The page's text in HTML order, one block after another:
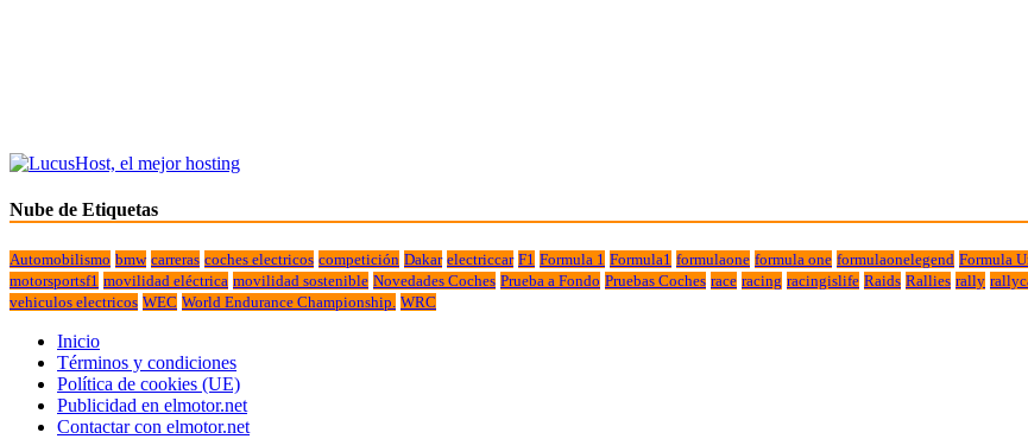
Nube de Etiquetas
Automobilismo bmw carreras coches electricos competición Dakar electriccar F1 Formula 1 Formula1 formulaone formula one formulaonelegend Formula
motorsportsf1 movilidad eléctrica movilidad sostenible Novedades Coches Prueba a Fondo Pruebas Coches race racing racingislife Raids Rallies rally
vehiculos electricos WEC World Endurance Championship. WRC
Inicio
Términos y condiciones
Política de cookies (UE)
Publicidad en elmotor.net
Contactar con elmotor.net